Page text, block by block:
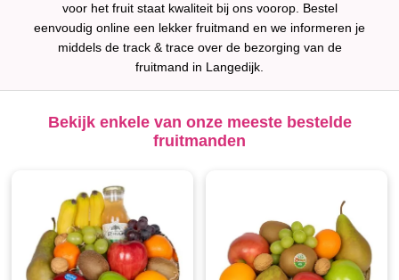
voor het fruit staat kwaliteit bij ons voorop. Bestel
eenvoudig online een lekker fruitmand en we informeren je
middels de track & trace over de bezorging van de
fruitmand in Langedijk.
Bekijk enkele van onze meeste bestelde
fruitmanden